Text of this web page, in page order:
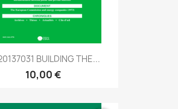
BUILDING THE...
10,00 €